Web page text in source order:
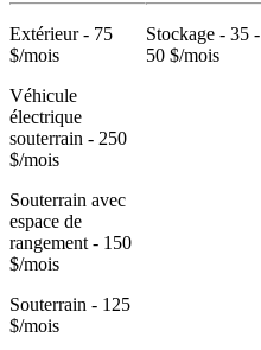
Extérieur - 75
$/mois
Véhicule
électrique
souterrain - 250
$/mois
Souterrain avec
espace de
rangement - 150
$/mois
Souterrain - 125
$/mois
Stockage - 35 -
50 $/mois